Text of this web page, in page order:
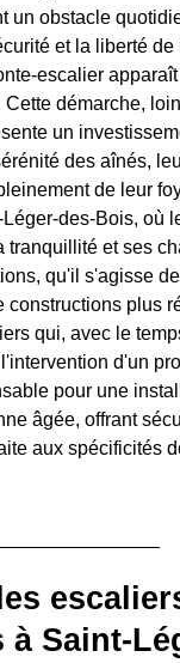
un obstacle
et la liberté de
escalier
démarche,
un
des aînés,
de leur
des-Bois, où
tranquillité et ses
qu'il s'agisse
constructions plus
qui, avec le
d'un
pour une
âgée, offrant
aux spécificités
à Saint-